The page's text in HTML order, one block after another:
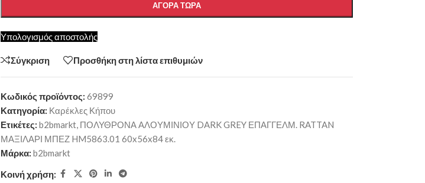
ΑΓΟΡΆ ΤΏΡΑ
Υπολογισμός αποστολής
Σύγκριση Προσθήκη στη λίστα επιθυμιών
Κωδικός προϊόντος: 69899
Κατηγορία: Καρέκλες Κήπου
Ετικέτες: b2bmarkt, ΠΟΛΥΘΡΟΝΑ ΑΛΟΥΜΙΝΙΟΥ DARK GREY ΕΠΑΓΓΕΛΜ. RATTAN
ΜΑΞΙΛΑΡΙ ΜΠΕΖ HM5863.01 60x56x84 εκ.
Μάρκα: b2bmarkt
Κοινή χρήση: